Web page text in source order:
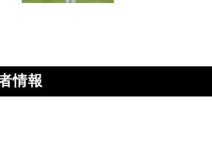
情報